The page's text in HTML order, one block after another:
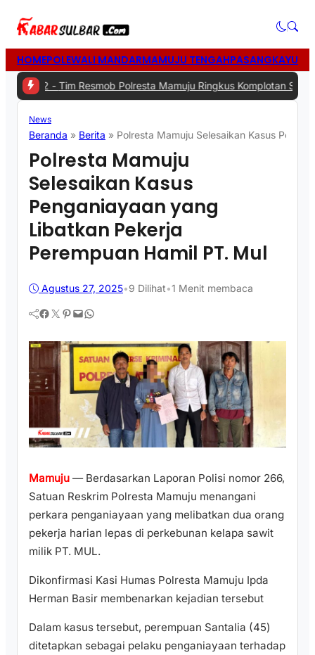
HOMEPOLEWALI MANDARMAMUJU TENGAHPASANGKAYU
Tim Resmob Polresta Mamuju Ringkus Komplotan Spesialis
News
Beranda » Berita » Polresta Mamuju Selesaikan Kasus
Polresta Mamuju
Selesaikan Kasus
Penganiayaan yang
Libatkan Pekerja
Perempuan Hamil PT. Mul
Agustus 27, 2025•9 Dilihat•1 Menit membaca
Facebook Twitter Pinterest Mail WhatsApp
Mamuju — Berdasarkan Laporan Polisi nomor 266,
Satuan Reskrim Polresta Mamuju menangani
perkara penganiayaan yang melibatkan dua orang
pekerja harian lepas di perkebunan kelapa sawit
milik PT. MUL.
Dikonfirmasi Kasi Humas Polresta Mamuju Ipda
Herman Basir membenarkan kejadian tersebut
Dalam kasus tersebut, perempuan Santalia (45)
ditetapkan sebagai pelaku penganiayaan terhadap